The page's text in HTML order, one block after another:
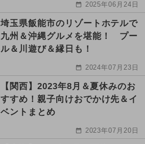
2025年06月24日
埼玉県飯能市のリゾートホテルで
九州＆沖縄グルメを堪能！ プー
ル＆川遊び＆縁日も！
2024年07月23日
【関西】2023年8月＆夏休みのお
すすめ！親子向けおでかけ先＆イ
ベントまとめ
2023年07月20日